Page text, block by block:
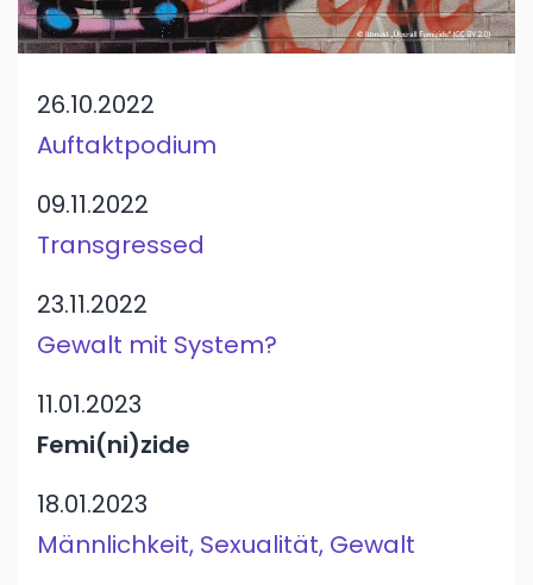
26.10.2022
Auftaktpodium
09.11.2022
Transgressed
23.11.2022
Gewalt mit System?
11.01.2023
Femi(ni)zide
18.01.2023
Männlichkeit, Sexualität, Gewalt